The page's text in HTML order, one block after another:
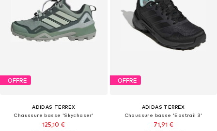
OFFRE
ADIDAS TERREX
Chaussure basse 'Skychaser'
125,10 €
OFFRE
ADIDAS TERREX
Chaussure basse 'Eastrail 3'
71,91 €